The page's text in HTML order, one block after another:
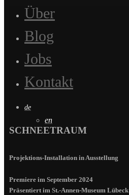
Über
Blog
Jobs
Kontakt
de
en
SCHNEETRAUM
Projektions-Installation in Ausstellung
Premiere im September 2024
Präsentiert im St.-Annen-Museum Lübeck